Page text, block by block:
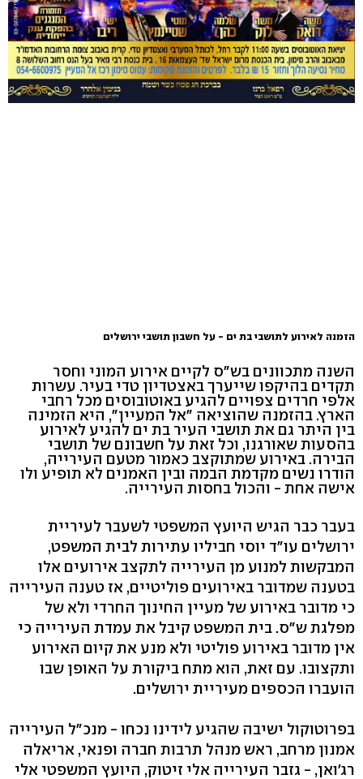
הזמנה לאירוע לתושבי בת ים - על חשבון תושבי ירושלים
השנה מתכוונים בש"ס לקיים אירוע המוני וחסר
תקדים בהיקפו שייערך באצטדיון טדי בעיר. עשרות
אלפי חרדים צפויים להגיע באוטובוסים מכל רחבי
הארץ. בהזמנה שהוציאה "אל המעיין", היא הזמינה
בין היתר גם את תושבי העיר בת ים להגיע לאירוע
בהסעות שאורגנו, וכל זאת על חשבונם של תושבי
הבירה. באירוע שמתוקצב כאמור מטעם העירייה,
הודרו נשים מקדמת הבמה ובין האמנים לא תופיע ולו
אישה אחת - והכול בחסות העירייה.
בעבר כבר הגיש היועץ המשפטי לשעבר לעיריית
ירושלים עו"ד יוסי חביליו עתירות לבית המשפט,
המבקשות למנוע מן העירייה לתקצב אירועים אלו
בטענה שמדובר באירועים פוליטיים, אז טענה העירייה
כי מדובר באירוע של מעיין החינוך החרדי ולא של
מפלגת ש"ס. בית המשפט קיבל את עמדת העירייה כי
אין מדובר באירוע פוליטי ולא מנע את קיום האירוע
ותקצובו. עם זאת, הוא מתח ביקורת על האופן שבו
הועברו הכספים מעיריית ירושלים.
בפרוטוקול ישיבה שהגיע לידינו נכחו - מנכ"ל העירייה
אמנון מרחב, ראש מנהל תרבות חברה ופנאי, אריאלה
רג'ואן, - גזבר העירייה אלי זיטוק, היועץ המשפטי אלי